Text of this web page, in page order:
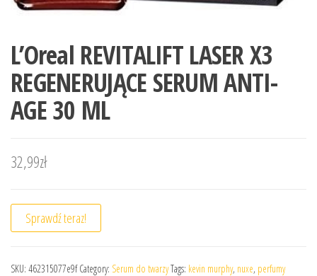
L’Oreal REVITALIFT LASER X3
REGENERUJĄCE SERUM ANTI-
AGE 30 ML
32,99zł
Sprawdź teraz!
SKU: 462315077e9f Category: Serum do twarzyTags: kevin murphy, nuxe, perfumy